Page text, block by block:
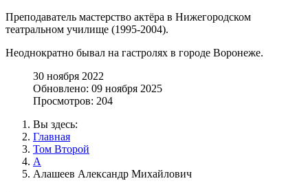
Преподаватель мастерство актёра в Нижегородском
театральном училище (1995-2004).
Неоднократно бывал на гастролях в городе Воронеже.
30 ноября 2022
Обновлено: 09 ноября 2025
Просмотров: 204
Вы здесь:
Главная
Том Второй
А
Алашеев Александр Михайлович